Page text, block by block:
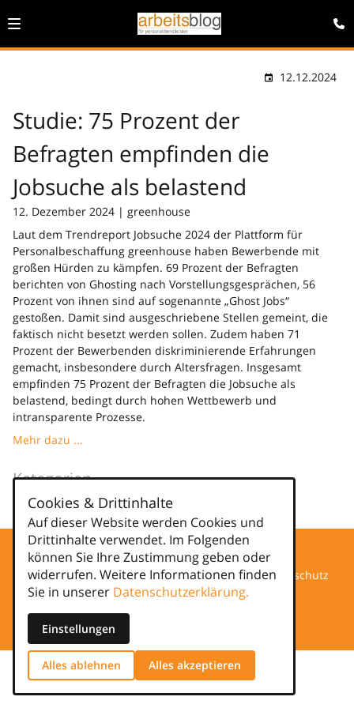
12.12.2024
Studie: 75 Prozent der
Befragten empfinden die
Jobsuche als belastend
12. Dezember 2024 | greenhouse
Laut dem Trendreport Jobsuche 2024 der Plattform für
Personalbeschaffung greenhouse haben Bewerbende mit
großen Hürden zu kämpfen. 69 Prozent der Befragten
berichten von Ghosting nach Vorstellungsgesprächen, 56
Prozent von ihnen sind auf sogenannte „Ghost Jobs“
gestoßen. Damit sind ausgeschriebene Stellen gemeint, die
faktisch nicht besetzt werden sollen. Zudem haben 71
Prozent der Bewerbenden diskriminierende Erfahrungen
gemacht, insbesondere durch Altersfragen. Insgesamt
empfinden 75 Prozent der Befragten die Jobsuche als
belastend, bedingt durch hohen Wettbewerb und
intransparente Prozesse.
Mehr dazu ...
Kategorien
news
Datenschutz
Impressum
Cookies & Drittinhalte
Auf dieser Website werden Cookies und
Drittinhalte verwendet. Im Folgenden
können Sie Ihre Zustimmung geben oder
widerrufen. Weitere Informationen finden
Sie in unserer Datenschutzerklärung.
Einstellungen
Alles ablehnen Alles akzeptieren